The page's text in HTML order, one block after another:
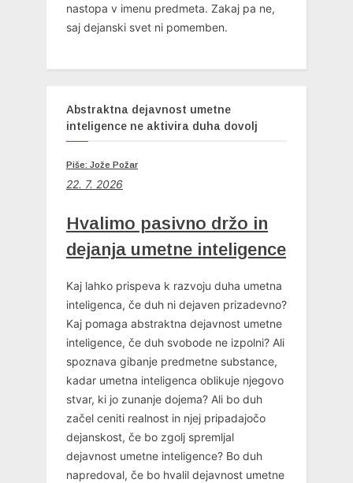
nastopa v imenu predmeta. Zakaj pa ne,
saj dejanski svet ni pomemben.
Abstraktna dejavnost umetne
inteligence ne aktivira duha dovolj
Piše: Jože Požar
22. 7. 2026
Hvalimo pasivno držo in
dejanja umetne inteligence
Kaj lahko prispeva k razvoju duha umetna
inteligenca, če duh ni dejaven prizadevno?
Kaj pomaga abstraktna dejavnost umetne
inteligence, če duh svobode ne izpolni? Ali
spoznava gibanje predmetne substance,
kadar umetna inteligenca oblikuje njegovo
stvar, ki jo zunanje dojema? Ali bo duh
začel ceniti realnost in njej pripadajočo
dejanskost, če bo zgolj spremljal
dejavnost umetne inteligence? Bo duh
napredoval, če bo hvalil dejavnost umetne